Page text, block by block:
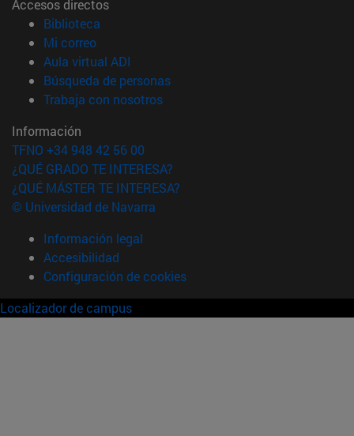
Accesos directos
Biblioteca
Mi correo(abre en nueva ventana)
Aula virtual ADI
Búsqueda de personas(abre en nueva ventana)
Trabaja con nosotros(abre en nueva ventana)
Información
TFNO +34 948 42 56 00
¿QUÉ GRADO TE INTERESA?
¿QUÉ MÁSTER TE INTERESA?
© Universidad de Navarra
Información legal
Accesibilidad
Configuración de cookies
Localizador de campus